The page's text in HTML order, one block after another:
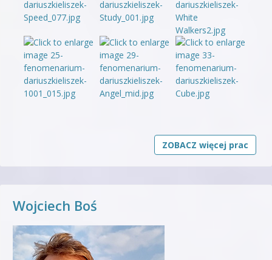
ZOBACZ więcej prac
Wojciech Boś